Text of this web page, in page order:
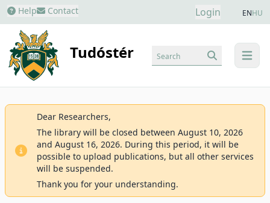
Help Contact Login ENHU
Tudóstér menu
Search
Dear Researchers,
The library will be closed between August 10, 2026
and August 16, 2026. During this period, it will be
possible to upload publications, but all other services
will be suspended.
Thank you for your understanding.